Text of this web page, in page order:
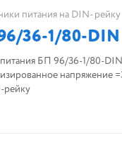
питания на DIN- рейку
36-1/80-DIN
БП 96/36-1/80-DIN
напряжение
рейку